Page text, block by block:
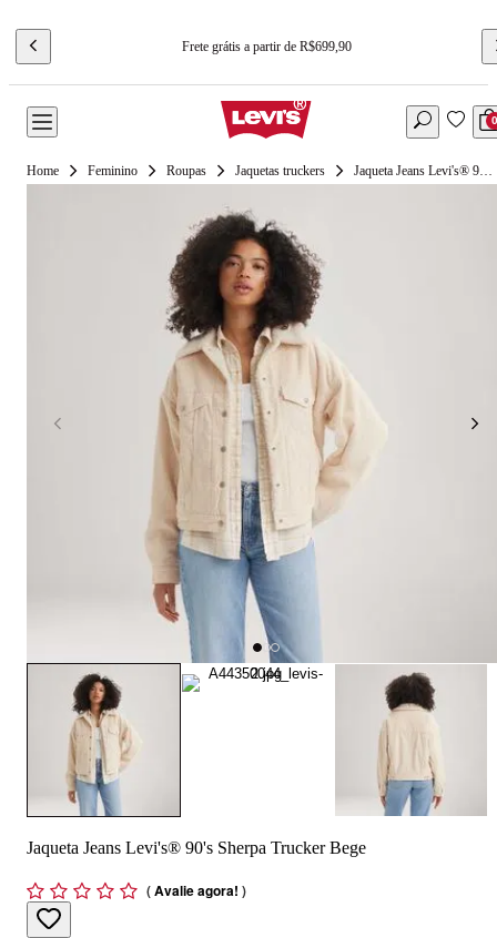
Frete grátis a partir de R$699,90
0
Feminino Roupas Jaquetas truckers Jaqueta Jeans Levi's® 90's Sherpa Trucker Bege
Jaqueta Jeans Levi's® 90's Sherpa Trucker Bege
(Avalie agora! )